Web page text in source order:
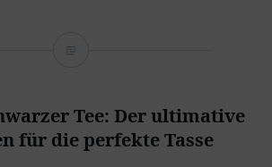
Tee: Der ultimative
für die perfekte Tasse